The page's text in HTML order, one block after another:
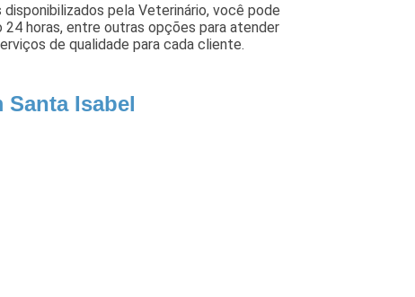
pela Veterinário, você pode
horas, entre outras opções para atender
de qualidade para cada cliente.
Santa Isabel